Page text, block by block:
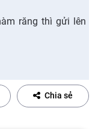
răng thì gửi lên
Chia sẻ